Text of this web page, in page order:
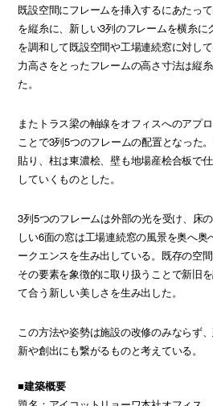
既設空間にフレームを挿入するにあたっ
を縦糸に、新しい3列のフレームを横糸
を調和して既設空間や工場連続窓に対し
力高さをとったフレームの高さ寸法は縦
た。
またトラス梁の軸線をオフィスへのアプ
ことで3列5つのフレームの配置となった
貼り、柱は東濃桧、壁も地場産桧合板で
していくものとした。
3列5つのフレームは外部の光を受け、床
しい6面の窓は工場連続窓の風景を奥へ
ークエンスを生み出している。既存の空
その要素を象徴的に取り扱うことで新旧
て合う新しい美しさを生み出した。
この方法や姿勢は施設の改修のみならず
新や創出にも繋がるものと考えている。
■建築概要